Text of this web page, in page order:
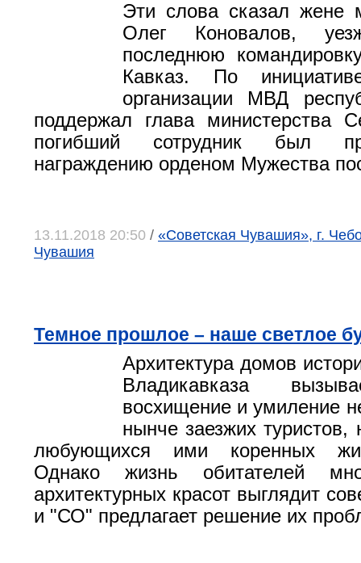
Эти слова сказал жене
Олег Коновалов,
последнюю
Кавказ. По
организации МВД
поддержал глава министерства
погибший сотрудник был
награждению орденом Мужества
13.11.2018 20:50 / «Советская Чувашия», г.
Чувашия
Темное прошлое – наше светлое
Архитектура домов
Владикавказа
восхищение и умиление
нынче заезжих туристов,
любующихся ими коренных
Однако жизнь обитателей
архитектурных красот выглядит
и "СО" предлагает решение их